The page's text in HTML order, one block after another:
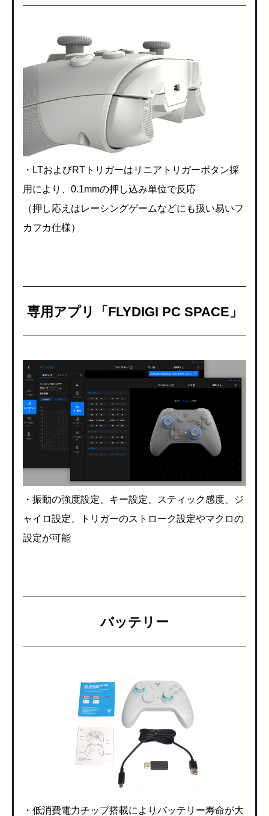
・LTおよびRTトリガーはリニアトリガーボタン採
用により、0.1mmの押し込み単位で反応
（押し応えはレーシングゲームなどにも扱い易いフ
カフカ仕様）
専用アプリ「FLYDIGI PC SPACE」
・振動の強度設定、キー設定、スティック感度、ジ
ャイロ設定、トリガーのストローク設定やマクロの
設定が可能
バッテリー
・低消費電力チップ搭載によりバッテリー寿命が大